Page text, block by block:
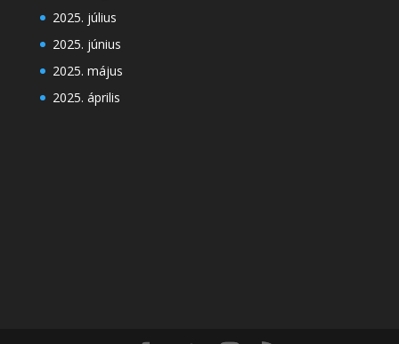
2025. július
2025. június
2025. május
2025. április